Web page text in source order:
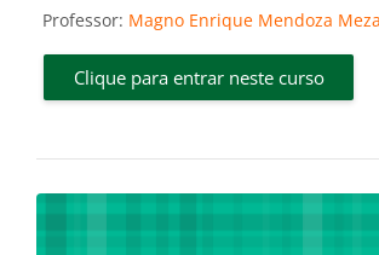
Professor: Magno Enrique Mendoza Meza
Clique para entrar neste curso